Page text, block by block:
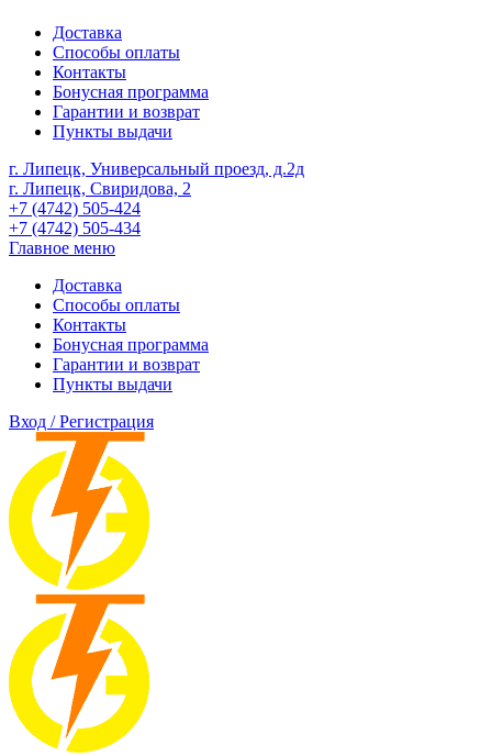
Доставка
Способы оплаты
Контакты
Бонусная программа
Гарантии и возврат
Пункты выдачи
г. Липецк, Универсальный проезд, д.2д
г. Липецк, Свиридова, 2
+7 (4742) 505-424
+7 (4742) 505-434
Главное меню
Доставка
Способы оплаты
Контакты
Бонусная программа
Гарантии и возврат
Пункты выдачи
Вход / Регистрация